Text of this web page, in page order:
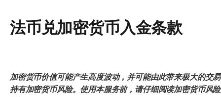
法币兑加密货币入金条款
加密货币价值可能产生高度波动，并可能由此带来极大的交
持有加密货币风险。使用本服务前，请仔细阅读加密货币风